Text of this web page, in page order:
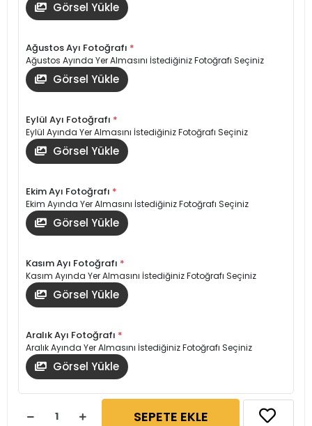
Görsel Yükle
Ağustos Ayı Fotoğrafı *
Ağustos Ayında Yer Almasını İstediğiniz Fotoğrafı Seçiniz
Görsel Yükle
Eylül Ayı Fotoğrafı *
Eylül Ayında Yer Almasını İstediğiniz Fotoğrafı Seçiniz
Görsel Yükle
Ekim Ayı Fotoğrafı *
Ekim Ayında Yer Almasını İstediğiniz Fotoğrafı Seçiniz
Görsel Yükle
Kasım Ayı Fotoğrafı *
Kasım Ayında Yer Almasını İstediğiniz Fotoğrafı Seçiniz
Görsel Yükle
Aralık Ayı Fotoğrafı *
Aralık Ayında Yer Almasını İstediğiniz Fotoğrafı Seçiniz
Görsel Yükle
SEPETE EKLE